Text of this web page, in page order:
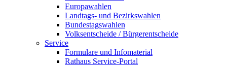
Europawahlen
Landtags- und Bezirkswahlen
Bundestagswahlen
Volksentscheide / Bürgerentscheide
Service
Formulare und Infomaterial
Rathaus Service-Portal